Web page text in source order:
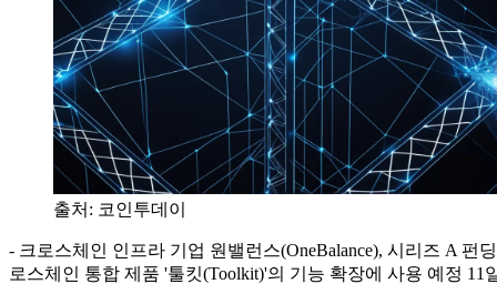
출처: 코인투데이
- 크로스체인 인프라 기업 원밸런스(OneBalance), 시리즈 A 펀
로스체인 통합 제품 '툴킷(Toolkit)'의 기능 확장에 사용 예정